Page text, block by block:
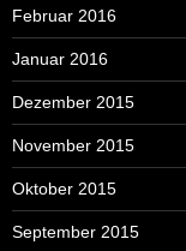
Februar 2016
Januar 2016
Dezember 2015
November 2015
Oktober 2015
September 2015